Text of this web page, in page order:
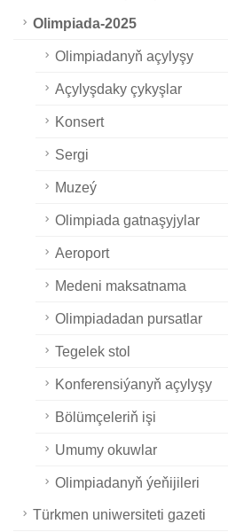
Olimpiada-2025
Olimpiadanyň açylyşy
Açylyşdaky çykyşlar
Konsert
Sergi
Muzeý
Olimpiada gatnaşyjylar
Aeroport
Medeni maksatnama
Olimpiadadan pursatlar
Tegelek stol
Konferensiýanyň açylyşy
Bölümçeleriň işi
Umumy okuwlar
Olimpiadanyň ýeňijileri
Türkmen uniwersiteti gazeti